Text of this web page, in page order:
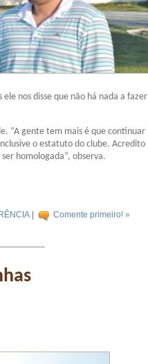
nos disse que não há nada a fazer
“A gente tem mais é que continuar
o estatuto do clube. Acredito
homologada”, observa.
Comente primeiro! »